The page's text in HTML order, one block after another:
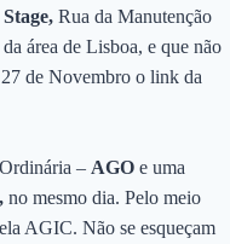
Rua da Manutenção
área de Lisboa, e que não
de Novembro o link da
– AGO e uma
no mesmo dia. Pelo meio
AGIC. Não se esqueçam